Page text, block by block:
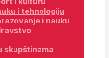
i tehnologiju
i nauku
skupštinama